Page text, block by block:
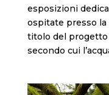
esposizioni
ospitate presso la
titolo del progetto
secondo cui